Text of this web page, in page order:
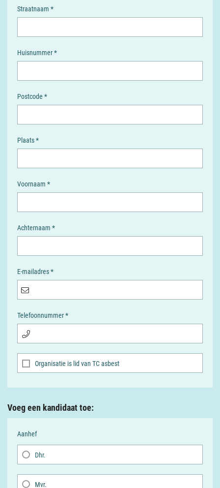
Straatnaam *
Huisnummer *
Postcode *
Plaats *
Voornaam *
Achternaam *
E-mailadres *
Telefoonnummer *
Organisatie is lid van TC asbest
Voeg een kandidaat toe:
Aanhef
Dhr.
Mvr.